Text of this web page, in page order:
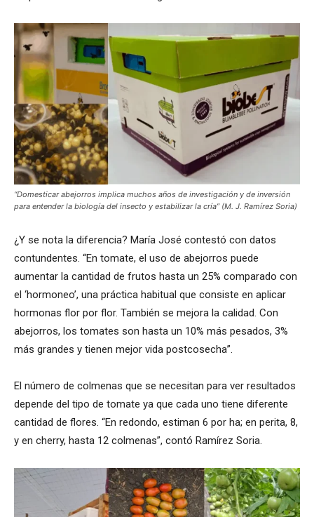
“Domesticar abejorros implica muchos años de investigación y de inversión
para entender la biología del insecto y estabilizar la cría” (M. J. Ramírez Soria)
¿Y se nota la diferencia? María José contestó con datos
contundentes. “En tomate, el uso de abejorros puede
aumentar la cantidad de frutos hasta un 25% comparado con
el ‘hormoneo’, una práctica habitual que consiste en aplicar
hormonas flor por flor. También se mejora la calidad. Con
abejorros, los tomates son hasta un 10% más pesados, 3%
más grandes y tienen mejor vida postcosecha”.
El número de colmenas que se necesitan para ver resultados
depende del tipo de tomate ya que cada uno tiene diferente
cantidad de flores. “En redondo, estiman 6 por ha; en perita, 8,
y en cherry, hasta 12 colmenas”, contó Ramírez Soria.